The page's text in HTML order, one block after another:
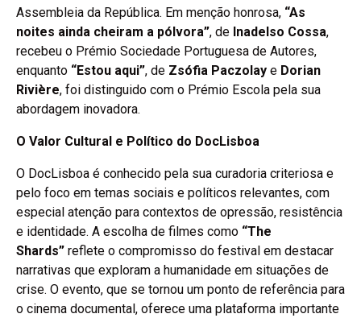
Assembleia da República. Em menção honrosa, “As
noites ainda cheiram a pólvora”, de Inadelso Cossa,
recebeu o Prémio Sociedade Portuguesa de Autores,
enquanto “Estou aqui”, de Zsófia Paczolay e Dorian
Rivière, foi distinguido com o Prémio Escola pela sua
abordagem inovadora.
O Valor Cultural e Político do DocLisboa
O DocLisboa é conhecido pela sua curadoria criteriosa e
pelo foco em temas sociais e políticos relevantes, com
especial atenção para contextos de opressão, resistência
e identidade. A escolha de filmes como “The
Shards” reflete o compromisso do festival em destacar
narrativas que exploram a humanidade em situações de
crise. O evento, que se tornou um ponto de referência para
o cinema documental, oferece uma plataforma importante